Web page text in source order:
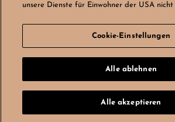
LinkedIn
Instagram
bynoformat
unsere Dienste für Einwohner der USA
Cookie-Einstellungen
Alle ablehnen
Alle akzeptieren